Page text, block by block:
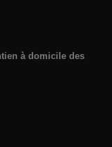
à domicile des